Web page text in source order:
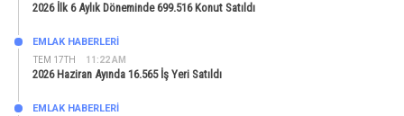
2026 İlk 6 Aylık Döneminde 699.516 Konut Satıldı
TEM 17TH 11:22 AM
EMLAK HABERLERI
2026 Haziran Ayında 16.565 İş Yeri Satıldı
EMLAK HABERLERI